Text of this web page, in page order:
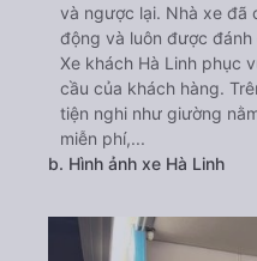
và ngược lại. Nhà xe đã
động và luôn được
Xe khách Hà Linh phục
cầu của khách hàng.
tiện nghi như giường
miễn phí,...
b. Hình ảnh xe Hà Linh